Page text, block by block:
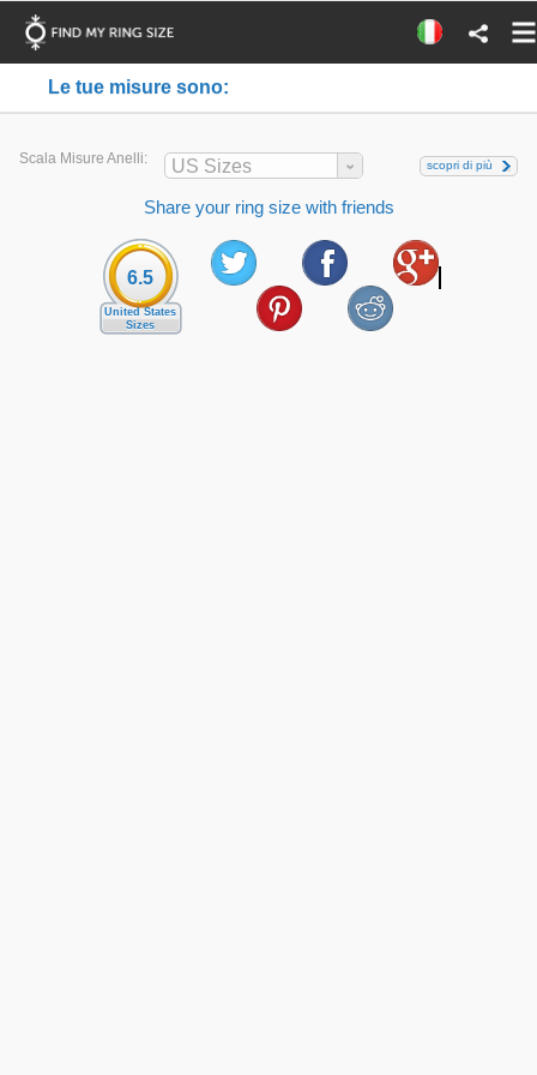
Le tue misure sono:
Scala Misure Anelli: US Sizes scopri di più
Share your ring size with friends
6.5
United States
Sizes